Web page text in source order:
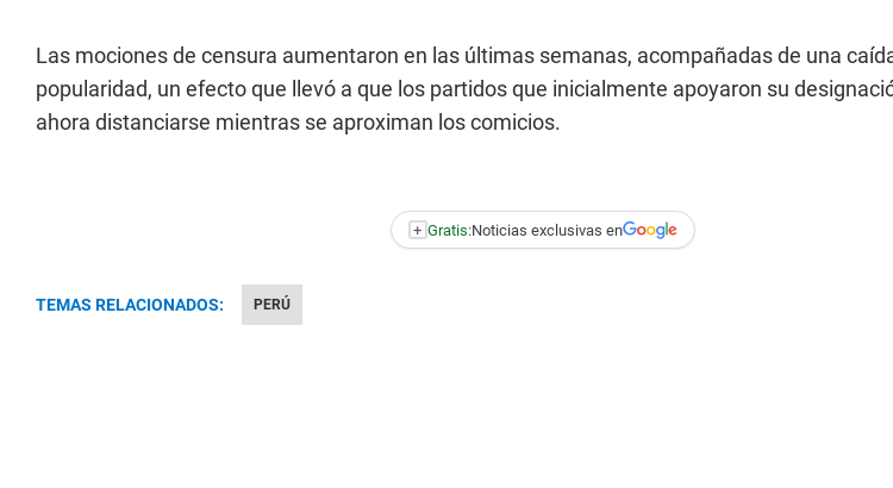
Las mociones de censura aumentaron en las últimas semanas, acompañadas de una
popularidad, un efecto que llevó a que los partidos que inicialmente apoyaron su
ahora distanciarse mientras se aproximan los comicios.
+ Gratis:Noticias exclusivas en
TEMAS RELACIONADOS: PERÚ